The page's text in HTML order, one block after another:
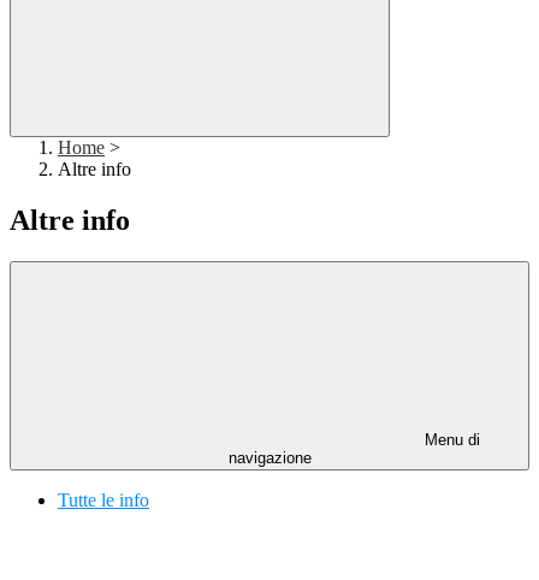
Home >
Altre info
Altre info
Menu di
navigazione
Tutte le info